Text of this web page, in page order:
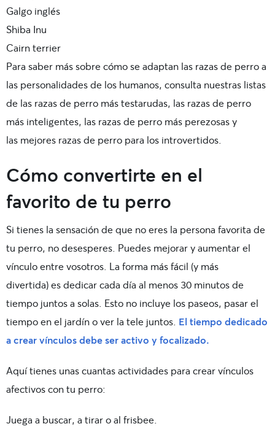
Galgo inglés
Shiba Inu
Cairn terrier
Para saber más sobre cómo se adaptan las razas de perro a
las personalidades de los humanos, consulta nuestras listas
de las razas de perro más testarudas, las razas de perro
más inteligentes, las razas de perro más perezosas y
las mejores razas de perro para los introvertidos.
Cómo convertirte en el
favorito de tu perro
Si tienes la sensación de que no eres la persona favorita de
tu perro, no desesperes. Puedes mejorar y aumentar el
vínculo entre vosotros. La forma más fácil (y más
divertida) es dedicar cada día al menos 30 minutos de
tiempo juntos a solas. Esto no incluye los paseos, pasar el
tiempo en el jardín o ver la tele juntos. El tiempo dedicado
a crear vínculos debe ser activo y focalizado.
Aquí tienes unas cuantas actividades para crear vínculos
afectivos con tu perro:
Juega a buscar, a tirar o al frisbee.